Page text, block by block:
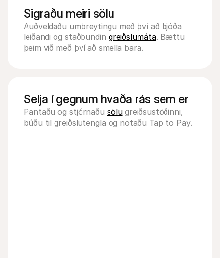
Sigraðu meiri sölu
Auðveldaðu umbreytingu með því að bjóða
leiðandi og staðbundin greiðslumáta. Bættu
þeim við með því að smella bara.
Selja í gegnum hvaða rás sem er
Pantaðu og stjórnaðu sölu greiðsustöðinni,
búðu til greiðslutengla og notaðu Tap to Pay.